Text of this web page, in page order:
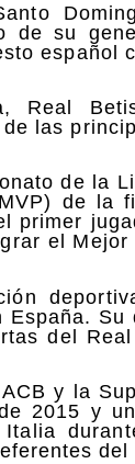
de su
español
Real
las
de la
de la
primer
el
Su
del
y la
2015 y